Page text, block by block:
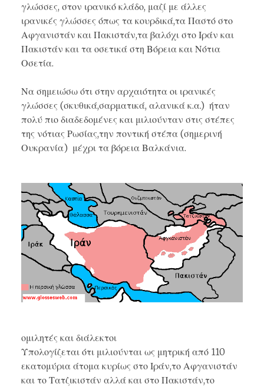
γλώσσες, στον ιρανικό κλάδο, μαζί με άλλες
ιρανικές γλώσσες όπως τα κουρδικά,τα Παστό στο
Αφγανιστάν και Πακιστάν,τα βαλόχι στο Ιράν και
Πακιστάν και τα οσετικά στη Βόρεια και Νότια
Οσετία.
Να σημειώσω ότι στην αρχαιότητα οι ιρανικές
γλώσσες (σκυθικά,σαρματικά, αλανικά κ.α.) ήταν
πολύ πιο διαδεδομένες και μιλιούνταν στις στέπες
της νότιας Ρωσίας,την ποντική στέπα (σημερινή
Ουκρανία) μέχρι τα βόρεια Βαλκάνια.
ομιλητές και διάλεκτοι
Υπολογίζεται ότι μιλιούνται ως μητρική από 110
εκατομύρια άτομα κυρίως στο Ιράν,το Αφγανιστάν
και το Τατζικιστάν αλλά και στο Πακιστάν,το